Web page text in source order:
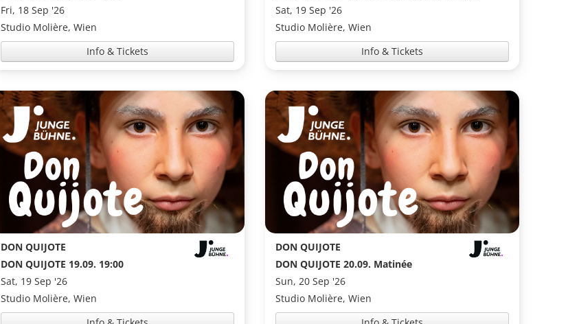
Fri, 18 Sep '26
Studio Molière, Wien
Info & Tickets
Sat, 19 Sep '26
Studio Molière, Wien
Info & Tickets
DON QUIJOTE
DON QUIJOTE 19.09. 19:00
Sat, 19 Sep '26
Studio Molière, Wien
DON QUIJOTE
DON QUIJOTE 20.09. Matinée
Sun, 20 Sep '26
Studio Molière, Wien